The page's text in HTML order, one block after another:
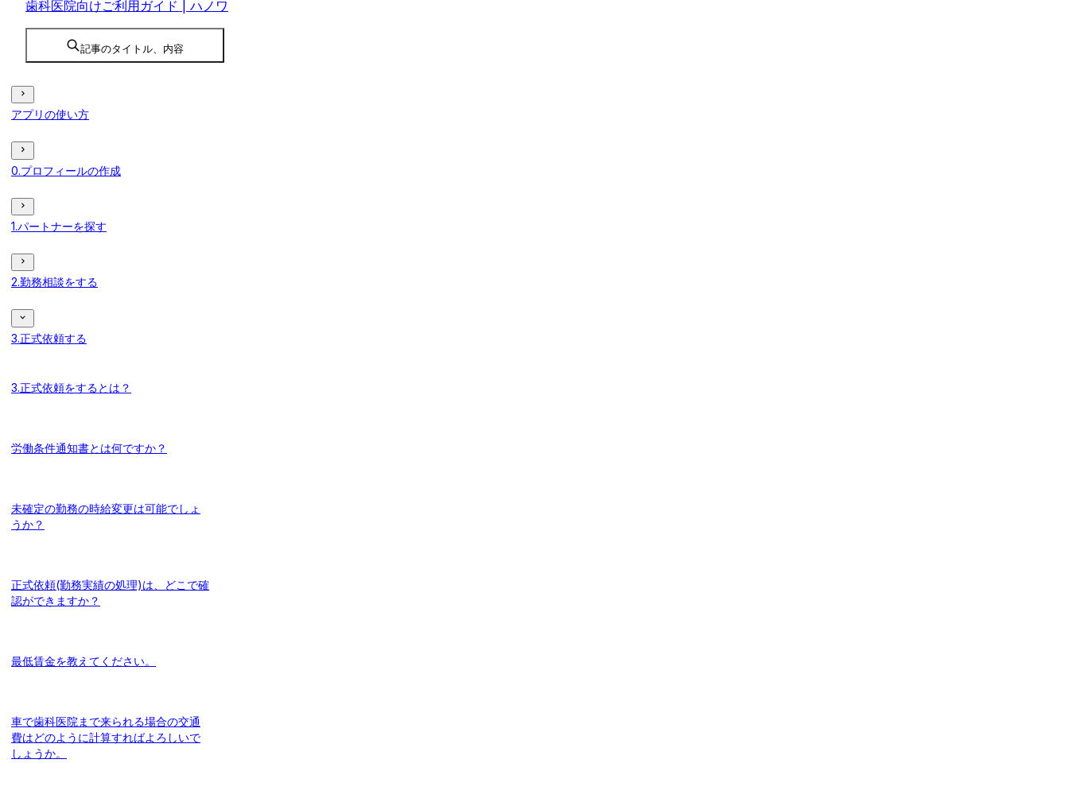
歯科医院向けご利用ガイド | ハノワ
記事のタイトル、内容
アプリの使い方
0.プロフィールの作成
1.パートナーを探す
2.勤務相談をする
3.正式依頼する
3.正式依頼をするとは？
労働条件通知書とは何ですか？
未確定の勤務の時給変更は可能でしょ
うか？
正式依頼(勤務実績の処理)は、どこで確
認ができますか？
最低賃金を教えてください。
車で歯科医院まで来られる場合の交通
費はどのように計算すればよろしいで
しょうか。